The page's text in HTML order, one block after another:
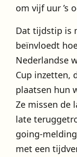
om vijf uur ’s
Dat tijdstip is
beïnvloedt
Nederlandse
Cup inzetten,
plaatsen hun
Ze missen de
late
going-
met een